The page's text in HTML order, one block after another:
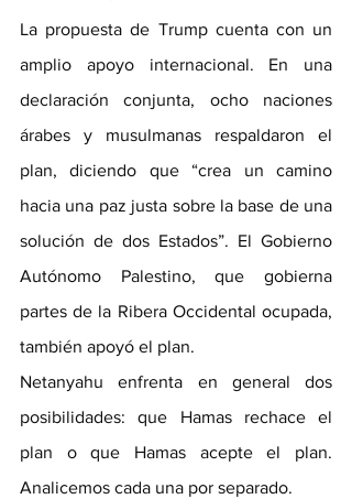
La propuesta de Trump cuenta con un
amplio apoyo internacional. En una
declaración conjunta, ocho naciones
árabes y musulmanas respaldaron el
plan, diciendo que “crea un camino
hacia una paz justa sobre la base de una
solución de dos Estados”. El Gobierno
Autónomo Palestino, que gobierna
partes de la Ribera Occidental ocupada,
también apoyó el plan.
Netanyahu enfrenta en general dos
posibilidades: que Hamas rechace el
plan o que Hamas acepte el plan.
Analicemos cada una por separado.